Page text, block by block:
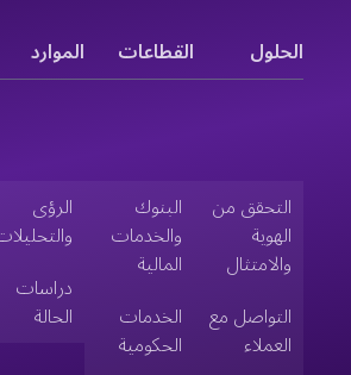
الحلول
التحقق من
الهوية
والامتثال
التواصل مع
العملاء
القطاعات
البنوك
والخدمات
المالية
الخدمات
الحكومية
الموارد
الرؤى
دراسات
الحالة